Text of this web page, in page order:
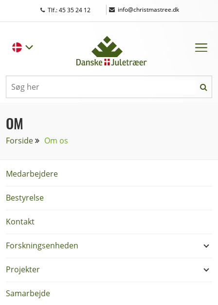
Tlf.: 45 35 24 12 | info@christmastree.dk
OM
Forside Om os
Medarbejdere
Bestyrelse
Kontakt
Forskningsenheden
Projekter
Samarbejde